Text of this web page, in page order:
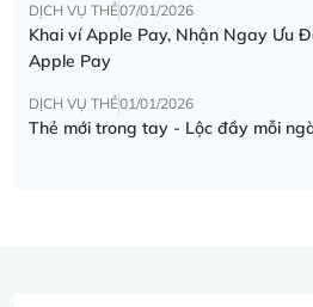
DỊCH VỤ THẺ07/01/2026
Khai ví Apple Pay, Nhận Ngay Ưu
Apple Pay
DỊCH VỤ THẺ01/01/2026
Thẻ mới trong tay - Lộc đầy mỗi